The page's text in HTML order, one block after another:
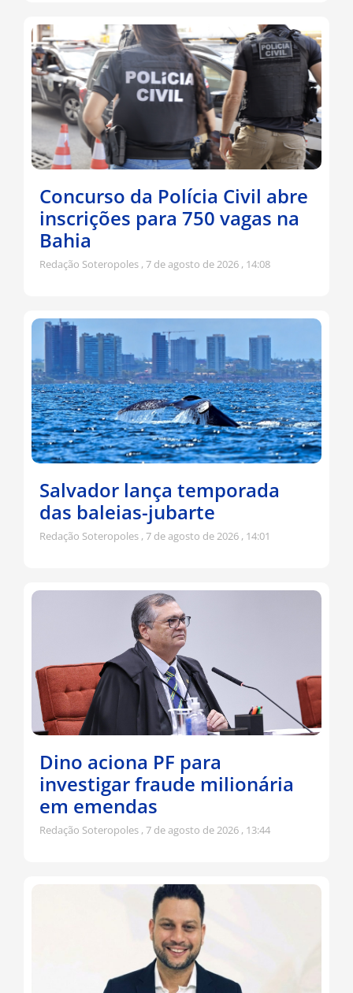
Concurso da Polícia Civil abre
inscrições para 750 vagas na
Bahia
Redação Soteropoles 7 de agosto de 2026 14:08
Salvador lança temporada
das baleias-jubarte
Redação Soteropoles 7 de agosto de 2026 14:01
Dino aciona PF para
investigar fraude milionária
em emendas
Redação Soteropoles 7 de agosto de 2026 13:44